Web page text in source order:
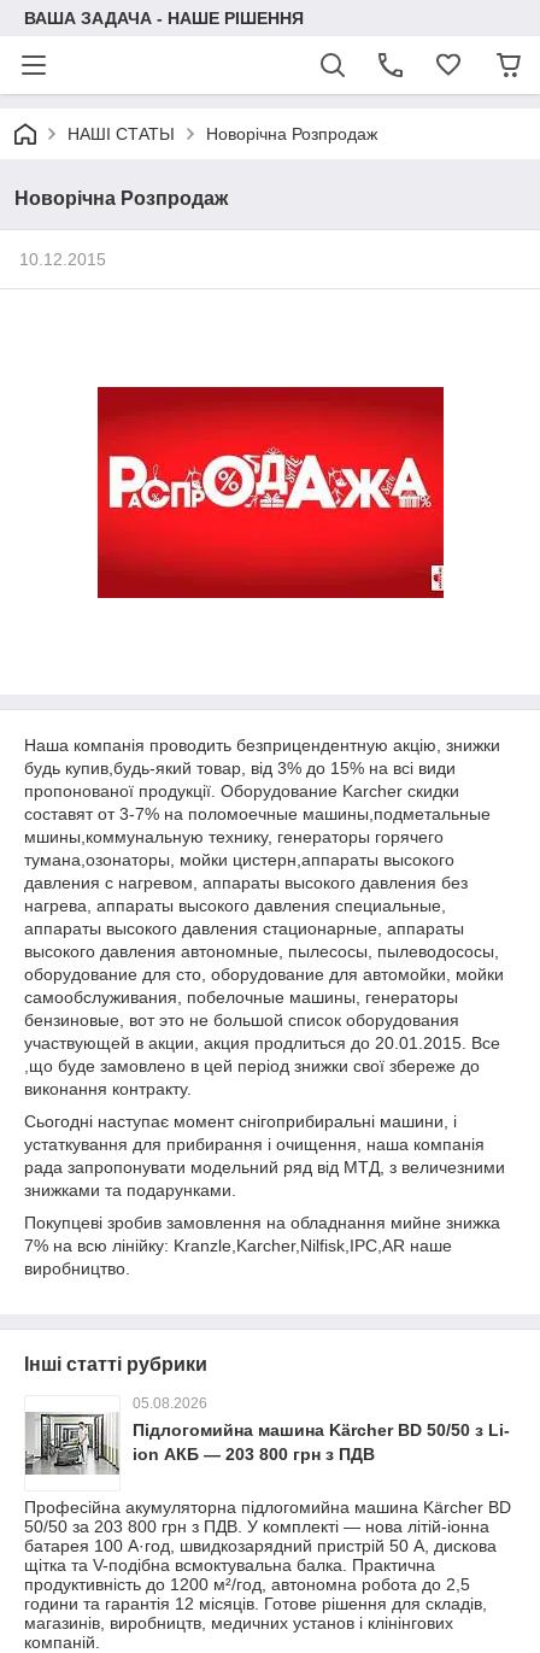
ВАША ЗАДАЧА - НАШЕ РІШЕННЯ
НАШІ СТАТЬІ Новорічна Розпродаж
Новорічна Розпродаж
10.12.2015
Наша компанія проводить безприцендентную акцію, знижки
будь купив,будь-який товар, від 3% до 15% на всі види
пропонованої продукції. Оборудование Karcher скидки
составят от 3-7% на поломоечные машины,подметальные
мшины,коммунальную технику, генераторы горячего
тумана,озонаторы, мойки цистерн,аппараты высокого
давления с нагревом, аппараты высокого давления без
нагрева, аппараты высокого давления специальные,
аппараты высокого давления стационарные, аппараты
высокого давления автономные, пылесосы, пылеводососы,
оборудование для сто, оборудование для автомойки, мойки
самообслуживания, побелочные машины, генераторы
бензиновые, вот это не большой список оборудования
участвующей в акции, акция продлиться до 20.01.2015. Все
,що буде замовлено в цей період знижки свої збереже до
виконання контракту.
Сьогодні наступає момент снігоприбиральні машини, і
устаткування для прибирання і очищення, наша компанія
рада запропонувати модельний ряд від МТД, з величезними
знижками та подарунками.
Покупцеві зробив замовлення на обладнання мийне знижка
7% на всю лінійку: Kranzle,Karcher,Nilfisk,IPC,AR наше
виробництво.
Інші статті рубрики
05.08.2026
Підлогомийна машина Kärcher BD 50/50 з Li-
ion АКБ — 203 800 грн з ПДВ
Професійна акумуляторна підлогомийна машина Kärcher BD
50/50 за 203 800 грн з ПДВ. У комплекті — нова літій-іонна
батарея 100 А·год, швидкозарядний пристрій 50 А, дискова
щітка та V-подібна всмоктувальна балка. Практична
продуктивність до 1200 м²/год, автономна робота до 2,5
години та гарантія 12 місяців. Готове рішення для складів,
магазинів, виробництв, медичних установ і клінінгових
компаній.